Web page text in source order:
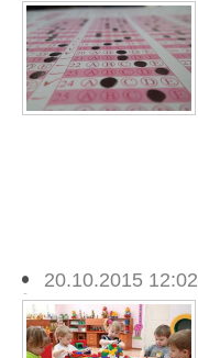
20.10.2015 12:02